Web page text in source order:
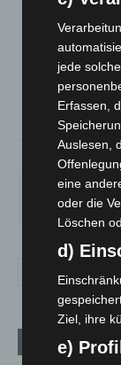
Klarer Himmel
SA.
27°
Aktuelle
jede
Erfassen,
Auslesen,
eine
oder die
Löschen
d)
Ziel, ihre
e)